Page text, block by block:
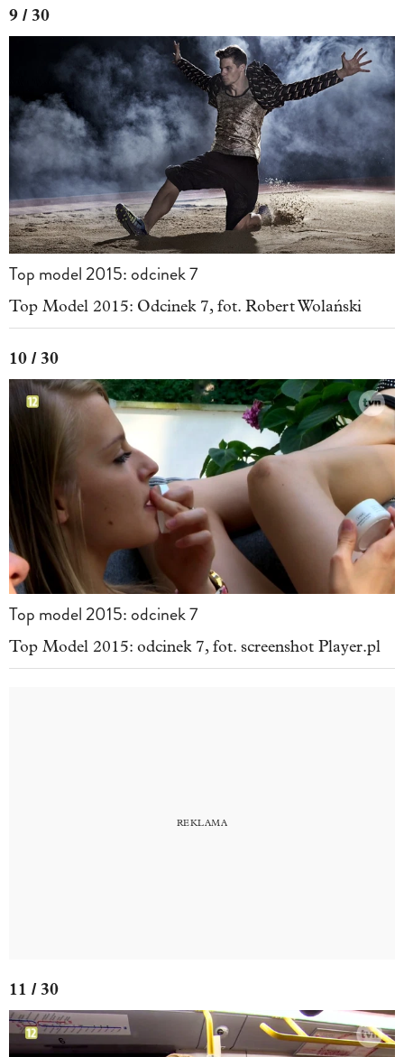
9 / 30
Top model 2015: odcinek 7
Top Model 2015: Odcinek 7, fot. Robert Wolański
10 / 30
Top model 2015: odcinek 7
Top Model 2015: odcinek 7, fot. screenshot Player.pl
11 / 30